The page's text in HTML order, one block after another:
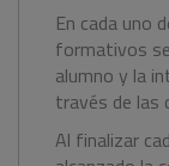
En cada uno
formativos
alumno y la
través de las
Al finalizar